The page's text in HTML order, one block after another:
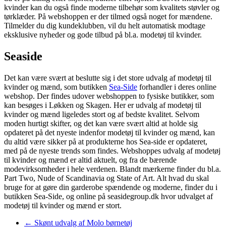
kvinder kan du også finde moderne tilbehør som kvalitets støvler og
tørklæder. På webshoppen er der tilmed også noget for mændene.
Tilmelder du dig kundeklubben, vil du helt automatisk modtage
eksklusive nyheder og gode tilbud på bl.a. modetøj til kvinder.
Seaside
Det kan være svært at beslutte sig i det store udvalg af modetøj til
kvinder og mænd, som butikken Sea-Side forhandler i deres online
webshop. Der findes udover webshoppen to fysiske butikker, som
kan besøges i Løkken og Skagen. Her er udvalg af modetøj til
kvinder og mænd ligeledes stort og af bedste kvalitet. Selvom
moden hurtigt skifter, og det kan være svært altid at holde sig
opdateret på det nyeste indenfor modetøj til kvinder og mænd, kan
du altid være sikker på at produkterne hos Sea-side er opdateret,
med på de nyeste trends som findes. Webshoppes udvalg af modetøj
til kvinder og mænd er altid aktuelt, og fra de bærende
modevirksomheder i hele verdenen. Blandt mærkerne finder du bl.a.
Part Two, Nude of Scandinavia og State of Art. Alt hvad du skal
bruge for at gøre din garderobe spændende og moderne, finder du i
butikken Sea-Side, og online på seasidegroup.dk hvor udvalget af
modetøj til kvinder og mænd er stort.
← Skønt udvalg af Molo børnetøj